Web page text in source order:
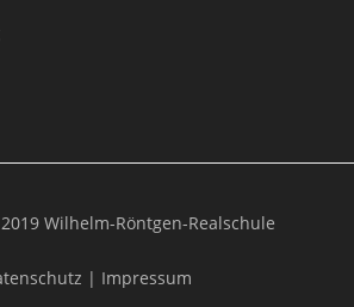
Wilhelm-Röntgen-Realschule
| Impressum